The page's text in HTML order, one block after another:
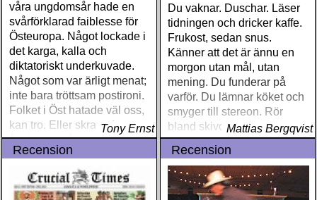
våra ungdomsår hade en
svårförklarad faiblesse för
Östeuropa. Något lockade i
det karga, kalla och
diktatoriskt underkuvade.
Något som var ärligt menat;
inte bara tröttsam postironi.
Folket i Öst hatade väl oss,
kan tro. Eller skrattade
åtminstone åt oss
Tony Ernst
Du vaknar. Duschar. Läser
tidningen och dricker kaffe.
Frukost, sedan snus.
Känner att det är ännu en
morgon utan mål, utan
mening. Du funderar på
varför. Du lämnar köket och
smyger till stereon. Rör
bland skivorna som kommit
med posten
Mattias Bergqvist
Recension Recension